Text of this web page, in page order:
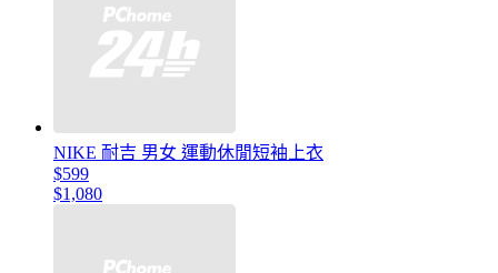
NIKE 耐吉 男女 運動休閒短袖上衣
$599
$1,080